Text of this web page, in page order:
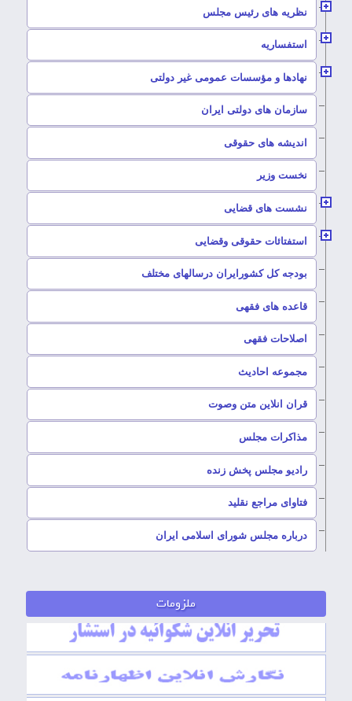
نظریه های رئیس مجلس
استفساریه
نهادها و مؤسسات عمومی غیر دولتی
سازمان های دولتی ایران
اندیشه های حقوقی
نخست وزیر
نشست های قضایی
استفتائات حقوقی وقضایی
بودجه کل کشورایران درسالهای مختلف
قاعده های فقهی
اصلاحات فقهی
مجموعه احادیث
قران انلاین متن وصوت
مذاکرات مجلس
رادیو مجلس پخش زنده
فتاوای مراجع نقلید
درباره مجلس شورای اسلامی ایران